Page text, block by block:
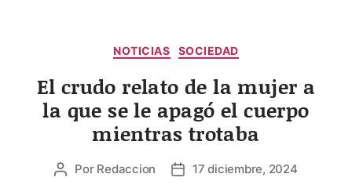
NOTICIAS SOCIEDAD
El crudo relato de la mujer a
la que se le apagó el cuerpo
mientras trotaba
Autor
Por Redaccion
Fecha17 diciembre, 2024